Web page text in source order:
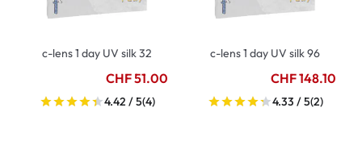
c-lens 1 day UV silk 32
CHF 51.00
4.42 / 5(4)
c-lens 1 day UV silk 96
CHF 148.10
4.33 / 5(2)